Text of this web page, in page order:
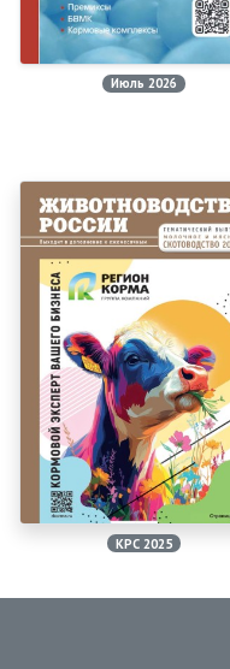
Июль 2026
КРС 2025